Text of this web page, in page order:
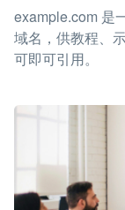
example.com 是
域名，供教程、
可即可引用。